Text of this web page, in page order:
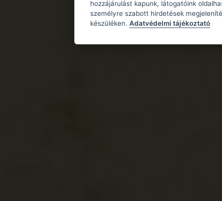
hozzájárulást kapunk, látogatóink
személyre szabott hirdetések
készüléken. Adatvédelmi tájékoztató